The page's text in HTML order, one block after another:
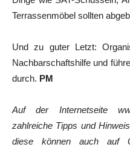
Terrassenmöbel sollten
Und zu guter Letzt:
Nachbarschaftshilfe und
durch. PM
Auf der Internetseite
zahlreiche Tipps und
diese können auch auf